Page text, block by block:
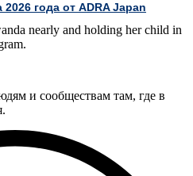
года от ADRA Japan
и сообществам там, где в